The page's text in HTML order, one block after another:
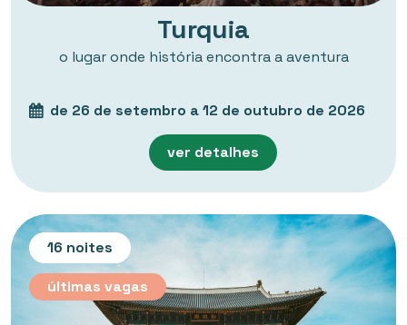
Turquia
o lugar onde história encontra a aventura
de 26 de setembro a 12 de outubro de 2026
ver detalhes
16 noites
últimas vagas